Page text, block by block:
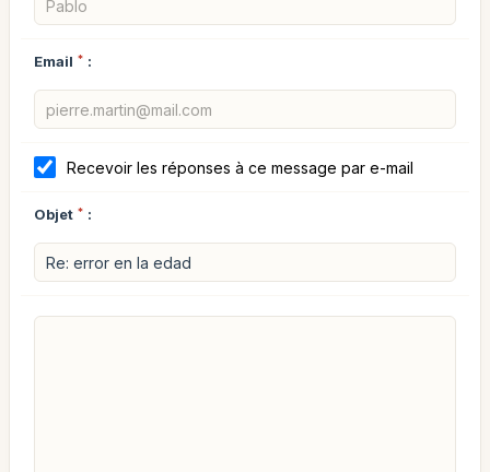
Email * :
Recevoir les réponses à ce message par e-mail
Objet * :